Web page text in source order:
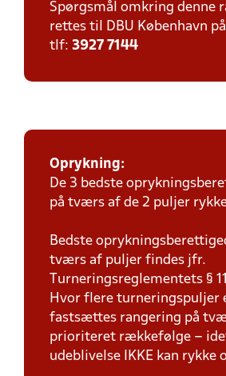
Spørgsmål omkring denne
rettes til DBU København på
tlf: 3927 7144
Oprykning:
De 3 bedste
på tværs af de 2 puljer
Bedste
tværs af puljer findes jfr.
Turneringsreglementets §
Hvor flere turneringspuljer
fastsættes rangering på
prioriteret rækkefølge –
udeblivelse IKKE kan rykke